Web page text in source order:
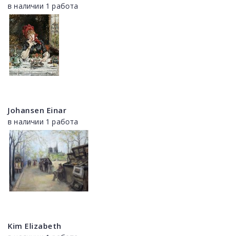
в наличии 1 работа
Johansen Einar
в наличии 1 работа
Kim Elizabeth